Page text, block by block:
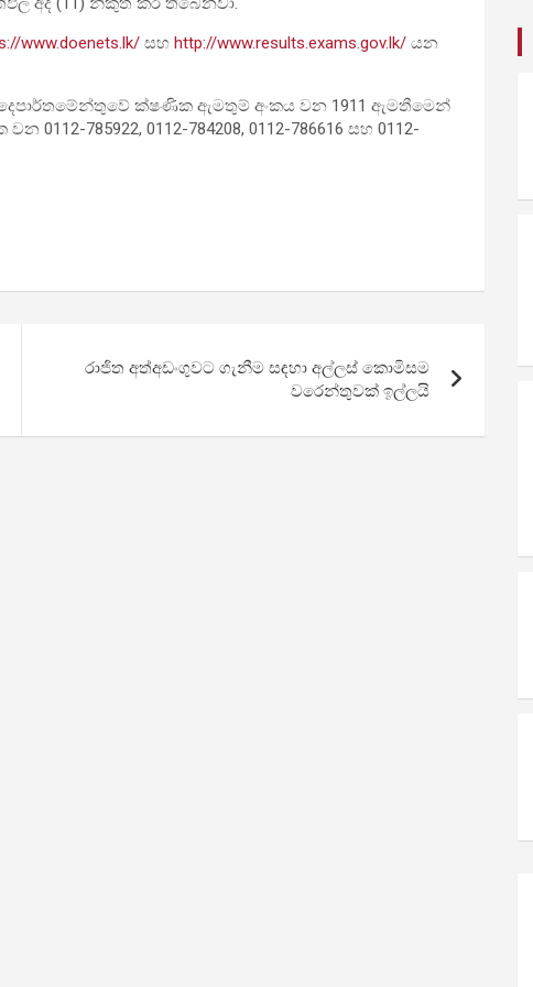
www.doenets.lk/ සහ http://www.results.exams.gov.lk/ යන
ක්ෂණික ඇමතුම් අංකය වන 1911 ඇමතීමෙන්
0112-785922, 0112-784208, 0112-786616 සහ 0112-
රාජිත අත්අඩංගුවට ගැනීම සඳහා අල්ලස් කොමිසම
වරෙන්තුවක් ඉල්ලයි